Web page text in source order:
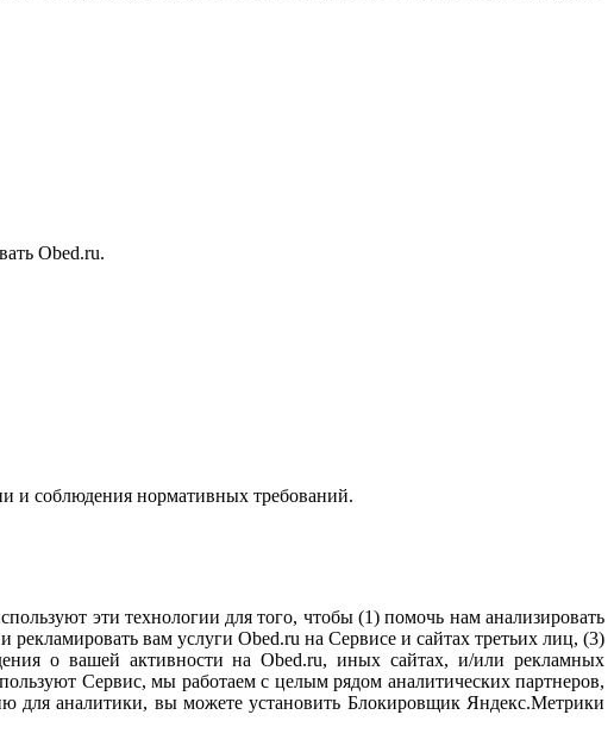
Obed.ru.
и соблюдения нормативных требований.
эти технологии для того, чтобы (1) помочь нам анализировать
вам услуги Obed.ru на Сервисе и сайтах третьих лиц, (3)
о вашей активности на Obed.ru, иных сайтах, и/или рекламных
Сервис, мы работаем с целым рядом аналитических партнеров,
для аналитики, вы можете установить Блокировщик Яндекс.Метрики